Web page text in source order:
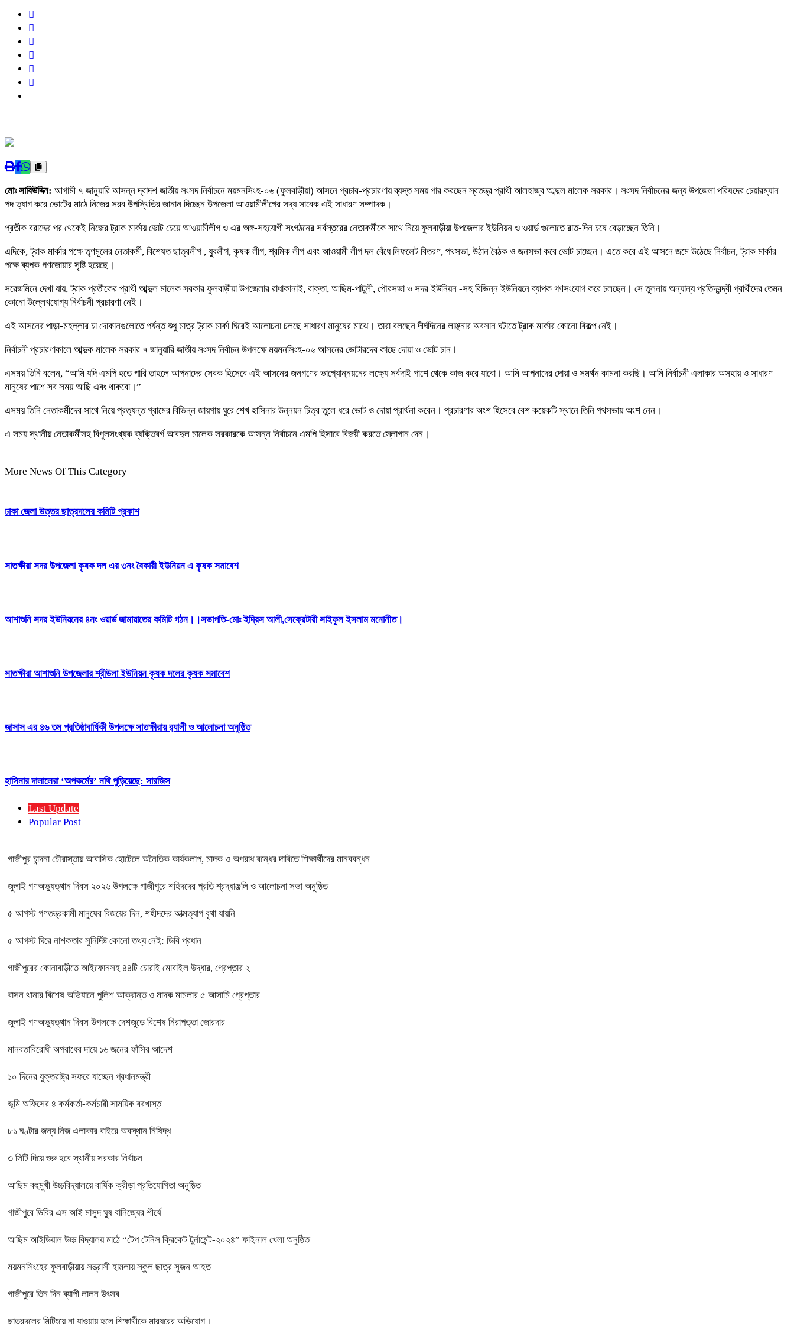
মোঃ সাবিউদ্দিন: আগামী ৭ জানুয়ারি আসন্ন দ্বাদশ জাতীয় সংসদ নির্বাচনে ময়মনসিংহ-০৬ (ফুলবাড়ীয়া) আসনে প্রচার-প্রচারণায় ব্যস্ত সময় পার করছেন স্বতন্ত্র প্রার্থী আলহাজ্ব আব্দুল মালেক সরকার। সংসদ নির্বাচনের জন্য উপজেলা পরিষদের চেয়ারম্যান
পদ ত্যাগ করে ভোটের মাঠে নিজের সরব উপস্থিতির জানান দিচ্ছেন উপজেলা আওয়ামীলীগের সদ্য সাবেক এই সাধারণ সম্পাদক।
প্রতীক বরাদ্দের পর থেকেই নিজের ট্রাক মার্কায় ভোট চেয়ে আওয়ামীলীগ ও এর অঙ্গ-সহযোগী সংগঠনের সর্বস্তরের নেতাকর্মীকে সাথে নিয়ে ফুলবাড়ীয়া উপজেলার ইউনিয়ন ও ওয়ার্ড গুলোতে রাত-দিন চষে বেড়াচ্ছেন তিনি।
এদিকে, ট্রাক মার্কার পক্ষে তৃণমূলের নেতাকর্মী, বিশেষত ছাত্রলীগ , যুবলীগ, কৃষক লীগ, শ্রমিক লীগ এবং আওয়ামী লীগ দল বেঁধে লিফলেট বিতরণ, পথসভা, উঠান বৈঠক ও জনসভা করে ভোট চাচ্ছেন। এতে করে এই আসনে জমে উঠেছে নির্বাচন, ট্রাক মার্কার
পক্ষে ব্যপক গণজোয়ার সৃষ্টি হয়েছে।
সরেজমিনে দেখা যায়, ট্রাক প্রতীকের প্রার্থী আব্দুল মালেক সরকার ফুলবাড়ীয়া উপজেলার রাধাকানাই, বাক্তা, আছিম-পাটুলী, পৌরসভা ও সদর ইউনিয়ন -সহ বিভিন্ন ইউনিয়নে ব্যাপক গণসংযোগ করে চলছেন। সে তুলনায় অন্যান্য প্রতিদ্বন্দ্বী প্রার্থীদের তেমন
কোনো উল্লেখযোগ্য নির্বাচনী প্রচারণা নেই।
এই আসনের পাড়া-মহল্লার চা দোকানগুলোতে পর্যন্ত শুধু মাত্র ট্রাক মার্কা ঘিরেই আলোচনা চলছে সাধারণ মানুষের মাঝে। তারা বলছেন দীর্ঘদিনের লাঞ্ছনার অবসান ঘটাতে ট্রাক মার্কার কোনো বিকল্প নেই।
নির্বাচনী প্রচারণাকালে আব্দুক মালেক সরকার ৭ জানুয়ারি জাতীয় সংসদ নির্বাচন উপলক্ষে ময়মনসিংহ-০৬ আসনের ভোটারদের কাছে দোয়া ও ভোট চান।
এসময় তিনি বলেন, “আমি যদি এমপি হতে পারি তাহলে আপনাদের সেবক হিসেবে এই আসনের জনগণের ভাগ্যোন্নয়নের লক্ষ্যে সর্বদাই পাশে থেকে কাজ করে যাবো। আমি আপনাদের দোয়া ও সমর্থন কামনা করছি। আমি নির্বাচনী এলাকার অসহায় ও সাধারণ
মানুষের পাশে সব সময় আছি এবং থাকবো।”
এসময় তিনি নেতাকর্মীদের সাথে নিয়ে প্রত্যন্ত গ্রামের বিভিন্ন জায়গায় ঘুরে শেখ হাসিনার উন্নয়ন চিত্র তুলে ধরে ভোট ও দোয়া প্রার্থনা করেন। প্রচারণার অংশ হিসেবে বেশ কয়েকটি স্থানে তিনি পথসভায় অংশ নেন।
এ সময় স্থানীয় নেতাকর্মীসহ বিপুলসংখ্যক ব্যক্তিবর্গ আবদুল মালেক সরকারকে আসন্ন নির্বাচনে এমপি হিসাবে বিজয়ী করতে স্লোগান দেন।
More News Of This Category
ঢাকা জেলা উত্তর ছাত্রদলের কমিটি প্রকাশ
সাতক্ষীরা সদর উপজেলা কৃষক দল এর ৩নং বৈকারী ইউনিয়ন এ কৃষক সমাবেশ
আশাশুনি সদর ইউনিয়নের ৪নং ওয়ার্ড জামায়াতের কমিটি গঠন।।সভাপতি-মোঃ ইদ্রিস আলী,সেক্রেটারী সাইফুল ইসলাম মনোনীত।
সাতক্ষীরা আশাশুনি উপজেলার শ্রীউলা ইউনিয়ন কৃষক দলের কৃষক সমাবেশ
জাসাস এর ৪৬ তম প্রতিষ্ঠাবার্ষিকী উপলক্ষে সাতক্ষীরায় র‍্যালী ও আলোচনা অনুষ্ঠিত
হাসিনার দালালেরা ‘অপকর্মের’ নথি পুড়িয়েছে: সারজিস
Last Update
Popular Post
গাজীপুর চান্দনা চৌরাস্তায় আবাসিক হোটেলে অনৈতিক কার্যকলাপ, মাদক ও অপরাধ বন্ধের দাবিতে শিক্ষার্থীদের মানববন্ধন
জুলাই গণঅভ্যুত্থান দিবস ২০২৬ উপলক্ষে গাজীপুরে শহিদদের প্রতি শ্রদ্ধাঞ্জলি ও আলোচনা সভা অনুষ্ঠিত
৫ আগস্ট গণতন্ত্রকামী মানুষের বিজয়ের দিন, শহীদদের আত্মত্যাগ বৃথা যায়নি
৫ আগস্ট ঘিরে নাশকতার সুনির্দিষ্ট কোনো তথ্য নেই: ডিবি প্রধান
গাজীপুরের কোনাবাড়ীতে আইফোনসহ ৪৪টি চোরাই মোবাইল উদ্ধার, গ্রেপ্তার ২
বাসন থানার বিশেষ অভিযানে পুলিশ আক্রান্ত ও মাদক মামলার ৫ আসামি গ্রেপ্তার
জুলাই গণঅভ্যুত্থান দিবস উপলক্ষে দেশজুড়ে বিশেষ নিরাপত্তা জোরদার
মানবতাবিরোধী অপরাধের দায়ে ১৬ জনের ফাঁসির আদেশ
১০ দিনের যুক্তরাষ্ট্র সফরে যাচ্ছেন প্রধানমন্ত্রী
ভূমি অফিসের ৪ কর্মকর্তা-কর্মচারী সাময়িক বরখাস্ত
৮১ ঘণ্টার জন্য নিজ এলাকার বাইরে অবস্থান নিষিদ্ধ
৩ সিটি দিয়ে শুরু হবে স্থানীয় সরকার নির্বাচন
আছিম বহুমুখী উচ্চবিদ্যালয়ে বার্ষিক ক্রীড়া প্রতিযোগিতা অনুষ্ঠিত
গাজীপুরে ডিবির এস আই মাসুদ ঘুষ বানিজ্যের শীর্ষে
আছিম আইডিয়াল উচ্চ বিদ্যালয় মাঠে “টেপ টেনিস ক্রিকেট টুর্নামেন্ট-২০২৪” ফাইনাল খেলা অনুষ্ঠিত
ময়মনসিংহের ফুলবাড়ীয়ায় সন্ত্রাসী হামলায় স্কুল ছাত্র সুজন আহত
গাজীপুরে তিন দিন ব্যাপী লালন উৎসব
ছাত্রদলের মিটিংয়ে না যাওয়ায় হলে শিক্ষার্থীকে মারধরের অভিযোগ।